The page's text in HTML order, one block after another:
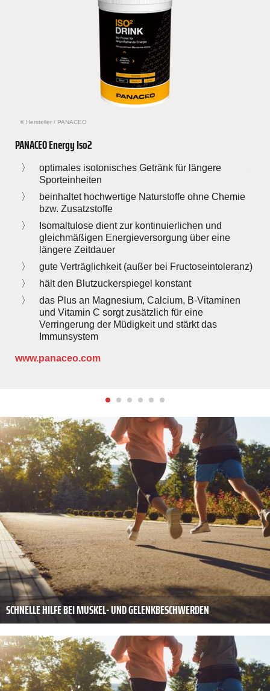
© Hersteller / PANACEO
PANACEO Energy Iso2
optimales isotonisches Getränk für längere
Sporteinheiten
beinhaltet hochwertige Naturstoffe ohne Chemie
bzw. Zusatzstoffe
Isomaltulose dient zur kontinuierlichen und
gleichmäßigen Energieversorgung über eine
längere Zeitdauer
gute Verträglichkeit (außer bei Fructoseintoleranz)
hält den Blutzuckerspiegel konstant
das Plus an Magnesium, Calcium, B-Vitaminen
und Vitamin C sorgt ­zusätzlich für eine
Verringerung der Müdigkeit und stärkt das
Immunsystem
www.panaceo.com
SCHNELLE HILFE BEI MUSKEL- UND GELENKBESCHWERDEN